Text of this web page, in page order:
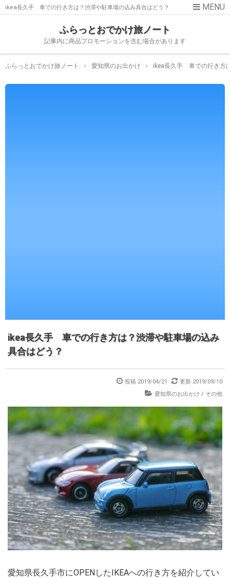
ikea長久手 車での行き方は？渋滞や駐車場の込み具合はどう？
ふらっとおでかけ旅ノート
記事内に商品プロモーションを含む場合があります
ふらっとおでかけ旅ノート › 愛知県のお出かけ › ikea長久手 車での行き方
ikea長久手 車での行き方は？渋滞や駐車場の込み
具合はどう？
投稿 2019/04/21 更新 2019/09/10
愛知県のお出かけ / その他
愛知県長久手市にOPENしたIKEAへの行き方を紹介してい